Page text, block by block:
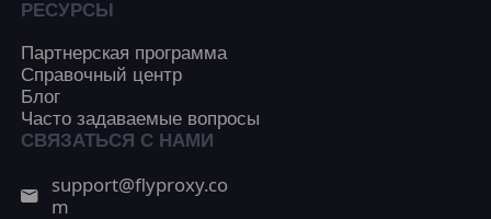
РЕСУРСЫ
Партнерская программа
Справочный центр
Блог
Часто задаваемые вопросы
СВЯЗАТЬСЯ С НАМИ
support@flyproxy.co
m